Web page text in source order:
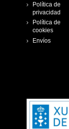
Política de
privacidad
Política de
cookies
Envíos